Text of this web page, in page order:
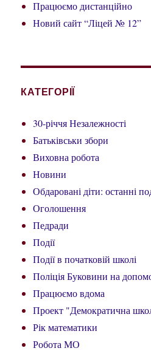
Працюємо дистанційно
Новий сайт “Ліцей № 12”
КАТЕГОРІЇ
30-річчя Незалежності
Батьківськи збори
Виховна робота
Новини
Обдаровані діти: останні
Оголошення
Педради
Події
Події в початковій школі
Поліція Буковини на
Працюємо вдома
Проект "Демократична
Рік математики
Робота МО